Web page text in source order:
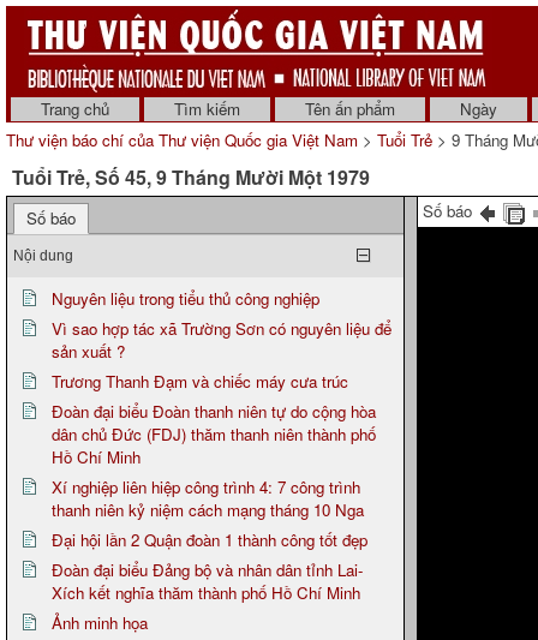
Trang chủ Tìm kiếm Tên ấn phẩm
Ngày
Thư viện báo chí của Thư viện Quốc gia Việt Nam > Tuổi Trẻ > 9 Tháng
Tuổi Trẻ, Số 45, 9 Tháng Mười Một 1979
Số báo
Nội dung
Nguyên liệu trong tiểu thủ công nghiệp
Vì sao hợp tác xã Trường Sơn có nguyên liệu để
sản xuất ?
Trương Thanh Đạm và chiếc máy cưa trúc
Đoàn đại biểu Đoàn thanh niên tự do cộng hòa
dân chủ Đức (FDJ) thăm thanh niên thành phố
Hồ Chí Minh
Xí nghiệp liên hiệp công trình 4: 7 công trình
thanh niên kỷ niệm cách mạng tháng 10 Nga
Đại hội lần 2 Quận đoàn 1 thành công tốt đẹp
Đoàn đại biểu Đảng bộ và nhân dân tỉnh Lai-
Xích kết nghĩa thăm thành phố Hồ Chí Minh
Ảnh minh họa
Số báo